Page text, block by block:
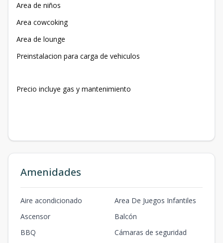
Area de niños
Area cowcoking
Area de lounge
Preinstalacion para carga de vehiculos
Precio incluye gas y mantenimiento
Amenidades
Aire acondicionado
Area De Juegos Infantiles
Ascensor
Balcón
BBQ
Cámaras de seguridad